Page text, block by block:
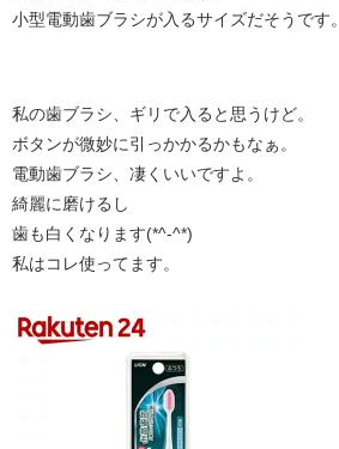
小型電動歯ブラシが入るサイズだそうです。
私の歯ブラシ、ギリで入ると思うけど。
ボタンが微妙に引っかかるかもなぁ。
電動歯ブラシ、凄くいいですよ。
綺麗に磨けるし
歯も白くなります(*^-^*)
私はコレ使ってます。